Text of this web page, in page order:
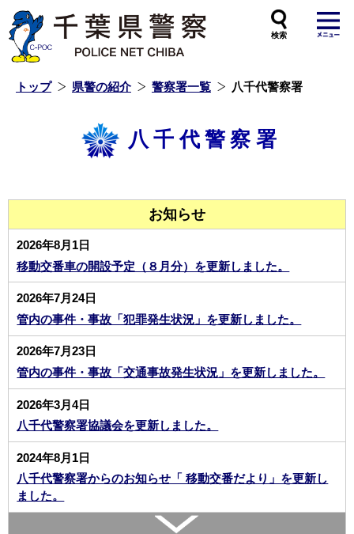
トップ 県警の紹介 警察署一覧 八千代警察署
八千代警察署
お知らせ
2026年8月1日
移動交番車の開設予定（８月分）を更新しました。
2026年7月24日
管内の事件・事故「犯罪発生状況」を更新しました。
2026年7月23日
管内の事件・事故「交通事故発生状況」を更新しました。
2026年3月4日
八千代警察署協議会を更新しました。
2024年8月1日
八千代警察署からのお知らせ「 移動交番だより」を更新し
ました。